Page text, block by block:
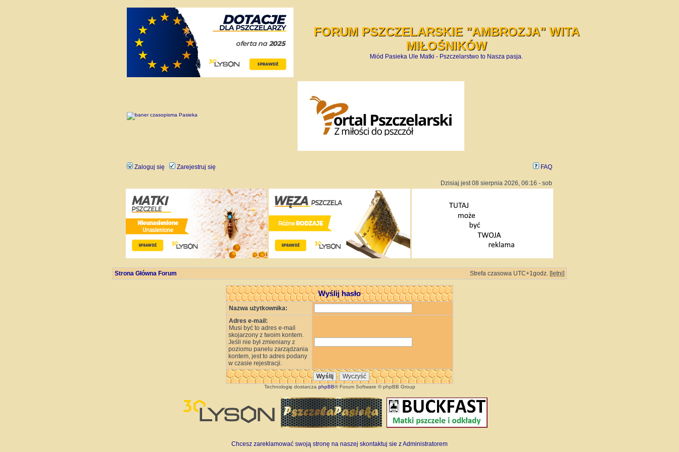
FORUM PSZCZELARSKIE "AMBROZJA" WITA
MIŁOŚNIKÓW
Miód Pasieka Ule Matki - Pszczelarstwo to Nasza pasja.
Zaloguj się Zarejestruj się FAQ
Dzisiaj jest 08 sierpnia 2026, 06:16 - sob
Strona Główna Forum Strefa czasowa UTC+1godz. [letni]
Wyślij hasło
Nazwa użytkownika:
Adres e-mail:
Musi być to adres e-mail
skojarzony z twoim kontem.
Jeśli nie był zmieniany z
poziomu panelu zarządzania
kontem, jest to adres podany
w czasie rejestracji.
Technologię dostarcza phpBB® Forum Software © phpBB Group
Chcesz zareklamować swoją stronę na naszej skontaktuj sie z Administratorem